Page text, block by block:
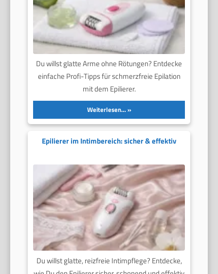
Du willst glatte Arme ohne Rötungen? Entdecke
einfache Profi-Tipps für schmerzfreie Epilation
mit dem Epilierer.
Weiterlesen…
Epilierer im Intimbereich: sicher & effektiv
Du willst glatte, reizfreie Intimpflege? Entdecke,